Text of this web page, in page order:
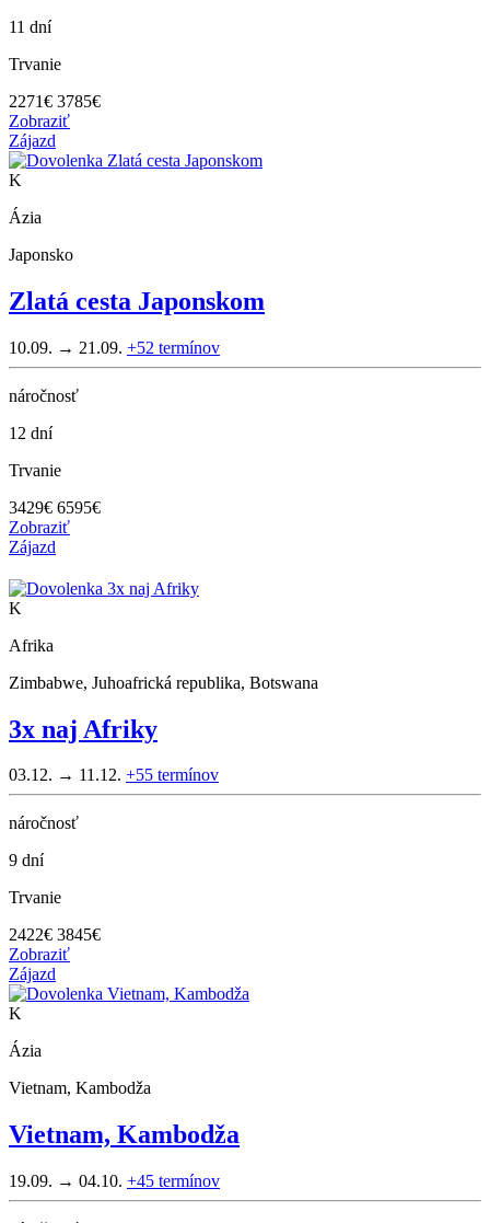
11 dní
Trvanie
2271€ 3785€
Zobraziť
Zájazd
K
Ázia
Japonsko
Zlatá cesta Japonskom
10.09. → 21.09. +52 termínov
náročnosť
12 dní
Trvanie
3429€ 6595€
Zobraziť
Zájazd
K
Afrika
Zimbabwe, Juhoafrická republika, Botswana
3x naj Afriky
03.12. → 11.12. +55 termínov
náročnosť
9 dní
Trvanie
2422€ 3845€
Zobraziť
Zájazd
K
Ázia
Vietnam, Kambodža
Vietnam, Kambodža
19.09. → 04.10. +45 termínov